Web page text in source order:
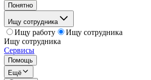
Понятно
Ищу сотрудника
Ищу работу
Ищу сотрудника
Ищу сотрудника
Сервисы
Помощь
Ещё